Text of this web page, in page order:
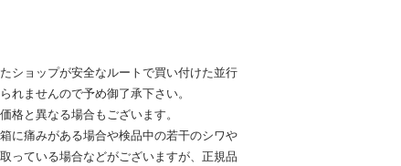
ショップが安全なルートで買い付けた並行
れませんので予め御了承下さい。
と異なる場合もございます。
に痛みがある場合や検品中の若干のシワや
っている場合などがございますが、正規品